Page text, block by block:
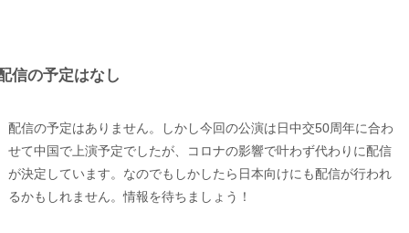
信の予定はなし
配信の予定はありません。しかし今回の公演は日中交50周年に合わ
せて中国で上演予定でしたが、コロナの影響で叶わず代わりに配信
が決定しています。なのでもしかしたら日本向けにも配信が行われ
るかもしれません。情報を待ちましょう！